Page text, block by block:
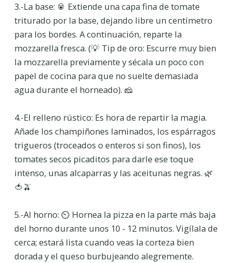
3.-La base: 🥫 Extiende una capa fina de tomate
triturado por la base, dejando libre un centímetro
para los bordes. A continuación, reparte la
mozzarella fresca. (💡 Tip de oro: Escurre muy bien
la mozzarella previamente y sécala un poco con
papel de cocina para que no suelte demasiada
agua durante el horneado). 🧀
4.-El relleno rústico: Es hora de repartir la magia.
Añade los champiñones laminados, los espárragos
trigueros (troceados o enteros si son finos), los
tomates secos picaditos para darle ese toque
intenso, unas alcaparras y las aceitunas negras. 🌿
🍅🫒
5.-Al horno: ⏲️ Hornea la pizza en la parte más baja
del horno durante unos 10 - 12 minutos. Vigílala de
cerca; estará lista cuando veas la corteza bien
dorada y el queso burbujeando alegremente.